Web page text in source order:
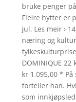
bruke penger
Fleire hytter er
jul. Les meir ›
næring og
DOMINIQUE 22
kr 1.095,00 *
forteller han.
som